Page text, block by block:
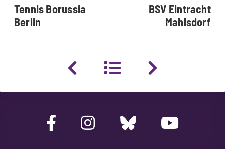
Tennis Borussia
Berlin
BSV Eintracht
Mahlsdorf